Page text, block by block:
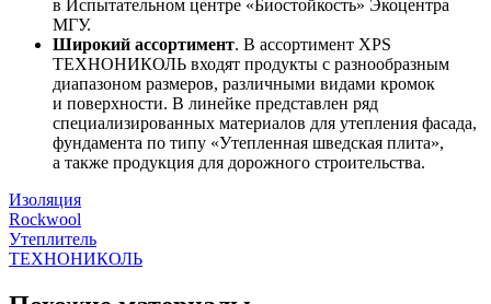
в Испытательном центре «Биостойкость» Экоцентра
МГУ.
Широкий ассортимент. В ассортимент XPS
ТЕХНОНИКОЛЬ входят продукты с разнообразным
диапазоном размеров, различными видами кромок
и поверхности. В линейке представлен ряд
специализированных материалов для утепления фасада,
фундамента по типу «Утепленная шведская плита»,
а также продукция для дорожного строительства.
Изоляция
Rockwool
Утеплитель
ТЕХНОНИКОЛЬ